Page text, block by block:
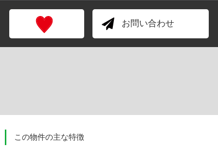
お問い合わせ
この物件の主な特徴